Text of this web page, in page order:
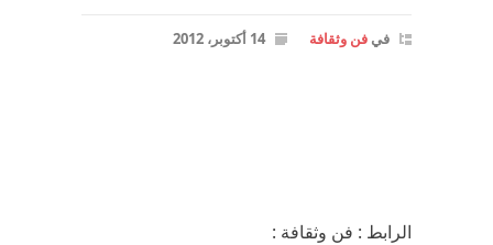
في فن وثقافة 14 أكتوبر، 2012
الرابط : فن وثقافة :